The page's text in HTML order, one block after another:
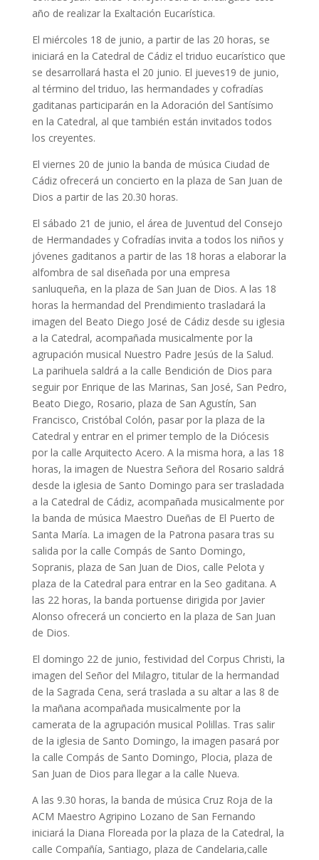
año de realizar la Exaltación Eucarística.
El miércoles 18 de junio, a partir de las 20 horas, se
iniciará en la Catedral de Cádiz el triduo eucarístico que
se desarrollará hasta el 20 junio. El jueves19 de junio,
al término del triduo, las hermandades y cofradías
gaditanas participarán en la Adoración del Santísimo
en la Catedral, al que también están invitados todos
los creyentes.
El viernes 20 de junio la banda de música Ciudad de
Cádiz ofrecerá un concierto en la plaza de San Juan de
Dios a partir de las 20.30 horas.
El sábado 21 de junio, el área de Juventud del Consejo
de Hermandades y Cofradías invita a todos los niños y
jóvenes gaditanos a partir de las 18 horas a elaborar la
alfombra de sal diseñada por una empresa
sanluqueña, en la plaza de San Juan de Dios. A las 18
horas la hermandad del Prendimiento trasladará la
imagen del Beato Diego José de Cádiz desde su iglesia
a la Catedral, acompañada musicalmente por la
agrupación musical Nuestro Padre Jesús de la Salud.
La parihuela saldrá a la calle Bendición de Dios para
seguir por Enrique de las Marinas, San José, San Pedro,
Beato Diego, Rosario, plaza de San Agustín, San
Francisco, Cristóbal Colón, pasar por la plaza de la
Catedral y entrar en el primer templo de la Diócesis
por la calle Arquitecto Acero. A la misma hora, a las 18
horas, la imagen de Nuestra Señora del Rosario saldrá
desde la iglesia de Santo Domingo para ser trasladada
a la Catedral de Cádiz, acompañada musicalmente por
la banda de música Maestro Dueñas de El Puerto de
Santa María. La imagen de la Patrona pasara tras su
salida por la calle Compás de Santo Domingo,
Sopranis, plaza de San Juan de Dios, calle Pelota y
plaza de la Catedral para entrar en la Seo gaditana. A
las 22 horas, la banda portuense dirigida por Javier
Alonso ofrecerá un concierto en la plaza de San Juan
de Dios.
El domingo 22 de junio, festividad del Corpus Christi, la
imagen del Señor del Milagro, titular de la hermandad
de la Sagrada Cena, será traslada a su altar a las 8 de
la mañana acompañada musicalmente por la
camerata de la agrupación musical Polillas. Tras salir
de la iglesia de Santo Domingo, la imagen pasará por
la calle Compás de Santo Domingo, Plocia, plaza de
San Juan de Dios para llegar a la calle Nueva.
A las 9.30 horas, la banda de música Cruz Roja de la
ACM Maestro Agripino Lozano de San Fernando
iniciará la Diana Floreada por la plaza de la Catedral, la
calle Compañía, Santiago, plaza de Candelaria,calle